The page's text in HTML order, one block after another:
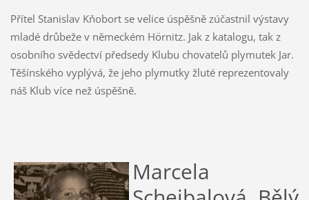
Přítel Stanislav Kňobort se velice úspěšně zúčastnil výstavy
mladé drůbeže v německém Hörnitz. Jak z katalogu, tak z
osobního svědectví předsedy Klubu chovatelů plymutek Jar.
Těšínského vyplývá, že jeho plymutky žluté reprezentovaly
náš Klub více než úspěšně.
Marcela